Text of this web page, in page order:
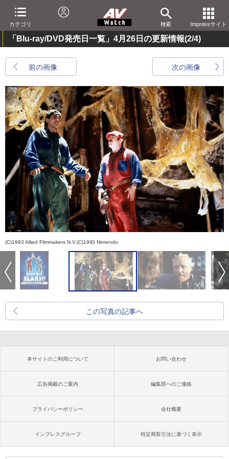
カテゴリ 検索 Impressサイト
「Blu-ray/DVD発売日一覧」4月26日の更新情報(2/4)
前の画像 次の画像
(C)1993 Allied Filmmakers N.V.(C)1993 Nintendo
この写真の記事へ
本サイトのご利用について お問い合わせ
広告掲載のご案内 編集部へのご連絡
プライバシーポリシー 会社概要
インプレスグループ 特定商取引法に基づく表示